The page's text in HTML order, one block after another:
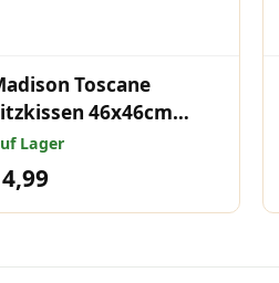
Toscane
46x46cm
Taupe
Lager